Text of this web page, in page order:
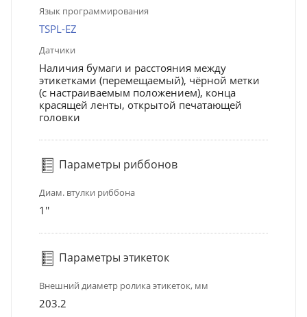
Язык программирования
TSPL-EZ
Датчики
Наличия бумаги и расстояния между
этикетками (перемещаемый), чёрной метки
(с настраиваемым положением), конца
красящей ленты, открытой печатающей
головки
Параметры риббонов
Диам. втулки риббона
1''
Параметры этикеток
Внешний диаметр ролика этикеток, мм
203.2